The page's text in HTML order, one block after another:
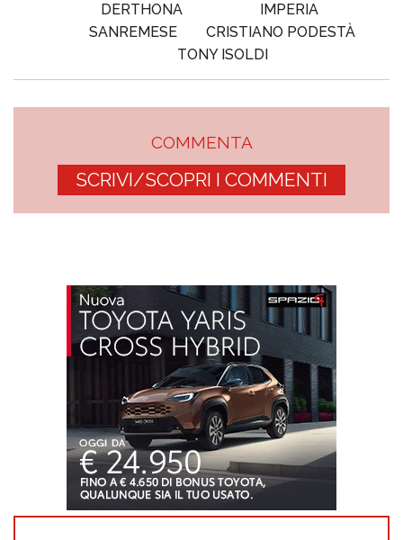
DERTHONA
IMPERIA
SANREMESE
CRISTIANO PODESTÀ
TONY ISOLDI
COMMENTA
SCRIVI/SCOPRI I COMMENTI